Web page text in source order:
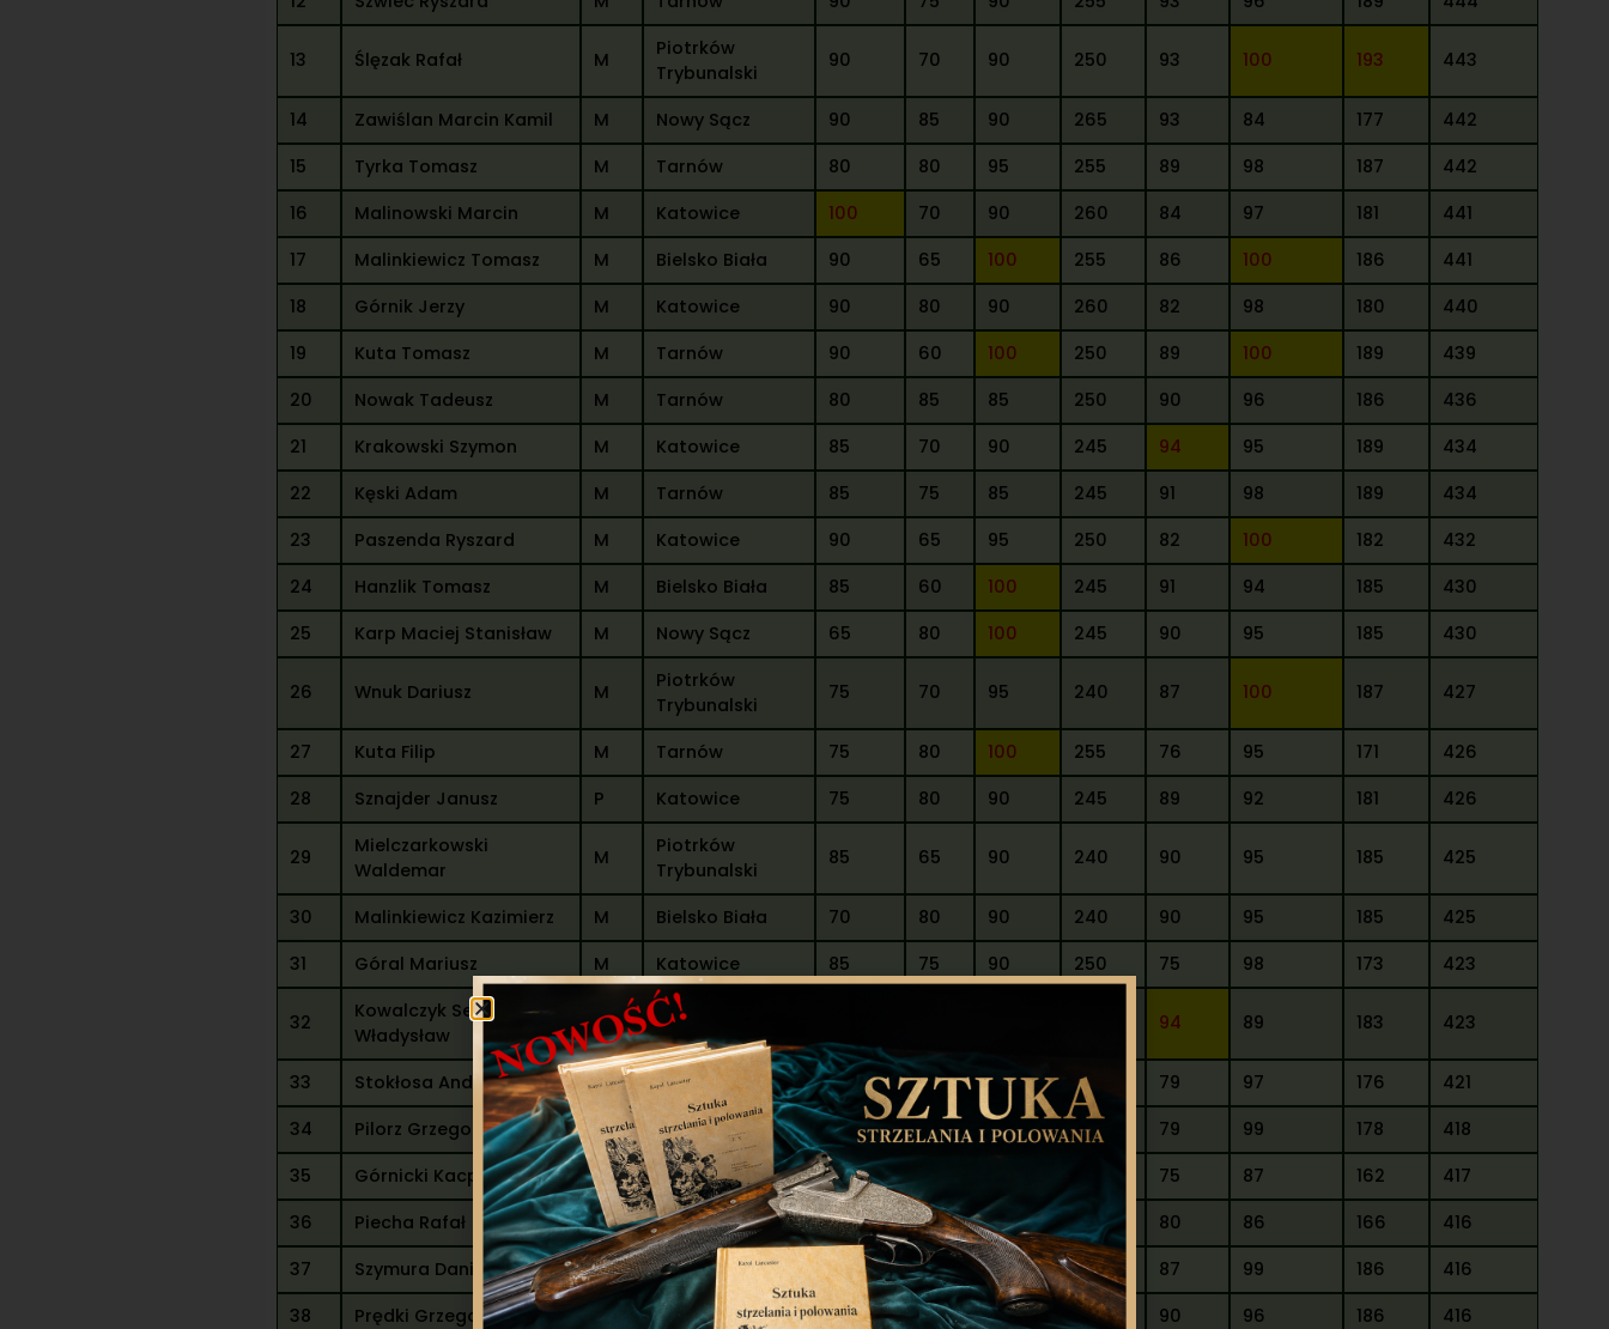
13 Ślęzak Rafał M
Piotrków
Trybunalski
90 70 90 250 93 100 193 443
14 Zawiślan Marcin Kamil M Nowy Sącz 90 85 90 265 93 84 177
442
15
Tyrka Tomasz M Tarnów 80 80 95 255 89 98 187
442
16
Malinowski Marcin M Katowice 100 70 90 260 84 97 181
441
17
Malinkiewicz Tomasz M Bielsko Biała 90 65 100 255 86 100 186
441
18
Górnik Jerzy M Katowice 90 80 90 260 82 98 180
440
19
Kuta Tomasz M Tarnów 90 60 100 250 89 100 189
439
20
Nowak Tadeusz M Tarnów 80 85 85 250 90 96 186
436
21
Krakowski Szymon M Katowice 85 70 90 245 94 95 189
434
22
Kęski Adam M Tarnów 85 75 85 245 91 98 189
434
23
Paszenda Ryszard M Katowice 90 65 95 250 82 100 182
432
24
Hanzlik Tomasz M Bielsko Biała 85 60 100 245 91 94 185
430
25
Karp Maciej Stanisław M Nowy Sącz 65 80 100 245 90 95 185 430
26 Wnuk Dariusz M
Piotrków
Trybunalski
75 70 95 240 87 100 187 427
27 Kuta Filip M Tarnów 75 80 100 255 76 95 171
426
28
Sznajder Janusz P Katowice 75 80 90 245 89 92 181 426
29
Mielczarkowski
Waldemar
M
Piotrków
Trybunalski
85 65 90 240 90 95 185 425
30 Malinkiewicz Kazimierz M Bielsko Biała 70 80 90 240 90 95 185
425
31
Góral Mariusz M Katowice 85 75 90 250 75 98 173 423
32
Kowalczyk Sebastian
Władysław
P Nowy Sącz 94 89 183 423
33 Stokłosa Andrzej M Bielsko Biała 75 75 95 245 79 97 176
421
34
Pilorz Grzegorz M Katowice 65 75 100 240 79 99 178
418
35
Górnicki Kacper Piotr P Nowy Sącz 75 75 87 162
417
36
Piecha Rafał P Bielsko Biała 85 70 95 250 80 86 166
416
37
Szymura Daniel M Katowice 65 75 90 230 87 99 186
416
38
Prędki Grzegorz P Nowy Sącz 55 80 95 230 90 96 186
416